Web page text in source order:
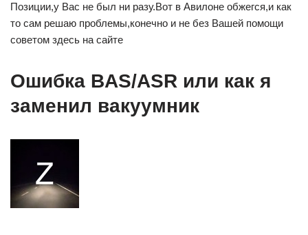
Позиции,у Вас не был ни разу.Вот в Авилоне обжегся,и как
то сам решаю проблемы,конечно и не без Вашей помощи
советом здесь на сайте
Ошибка BAS/ASR или как я
заменил вакуумник